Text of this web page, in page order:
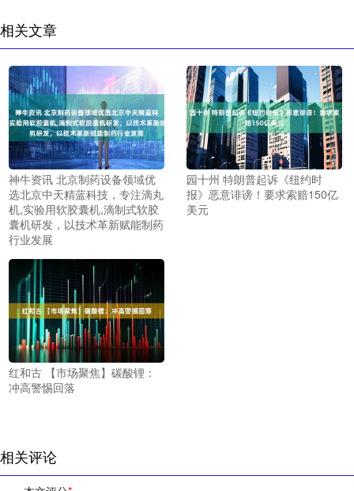
相关文章
神牛资讯 北京制药设备领域优
选北京中天精蓝科技，专注滴丸
机,实验用软胶囊机,滴制式软胶
囊机研发，以技术革新赋能制药
行业发展
园十州 特朗普起诉《纽约时
报》恶意诽谤！要求索赔150亿
美元
红和古 【市场聚焦】碳酸锂：
冲高警惕回落
相关评论